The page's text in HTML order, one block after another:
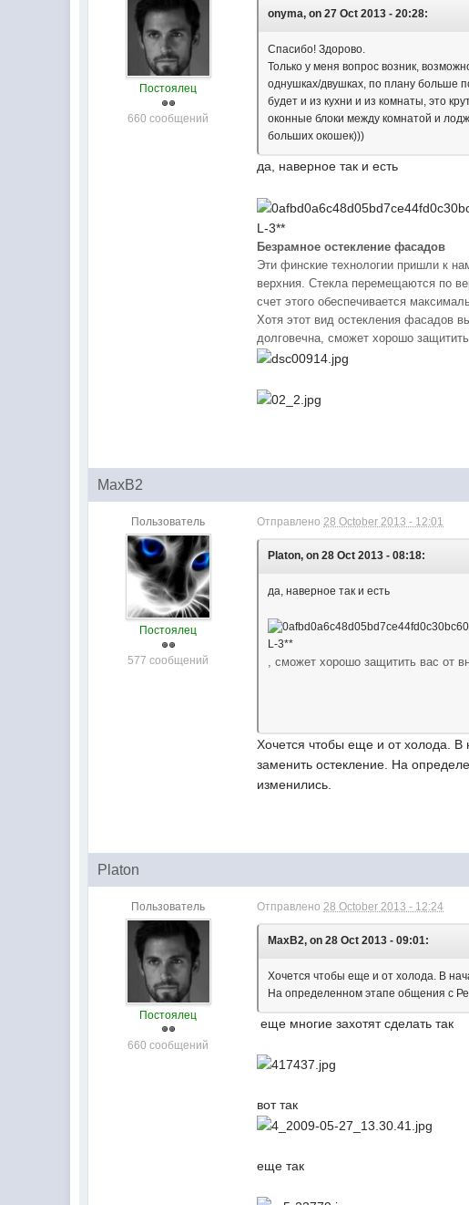
Постоялец
660 сообщений
onyma, on 27 Oct 2013 - 20:28:
Спасибо! Здорово.
Только у меня вопрос возник,
однушках/двушках, по плану больше
будет и из кухни и из комнаты, это
оконные блоки между комнатой и
больших окошек)))
да, наверное так и есть
L-3**
Безрамное остекление фасадов
Эти финские технологии пришли к
верхния. Стекла перемещаются по
счет этого обеспечивается
Хотя этот вид остекления фасадов
долговечна, сможет хорошо
MaxB2
Пользователь
Постоялец
577 сообщений
Отправлено28 October 2013 - 12:01
Platon, on 28 Oct 2013 - 08:18:
да, наверное так и есть
L-3**
, сможет хорошо защитить вас от
Хочется чтобы еще и от холода.
заменить остекление. На
изменились.
Platon
Пользователь
Постоялец
660 сообщений
Отправлено 28 October 2013 - 12:24
MaxB2, on 28 Oct 2013 - 09:01:
Хочется чтобы еще и от холода. В
На определенном этапе общения с
еще многие захотят сделать так
вот так
еще так